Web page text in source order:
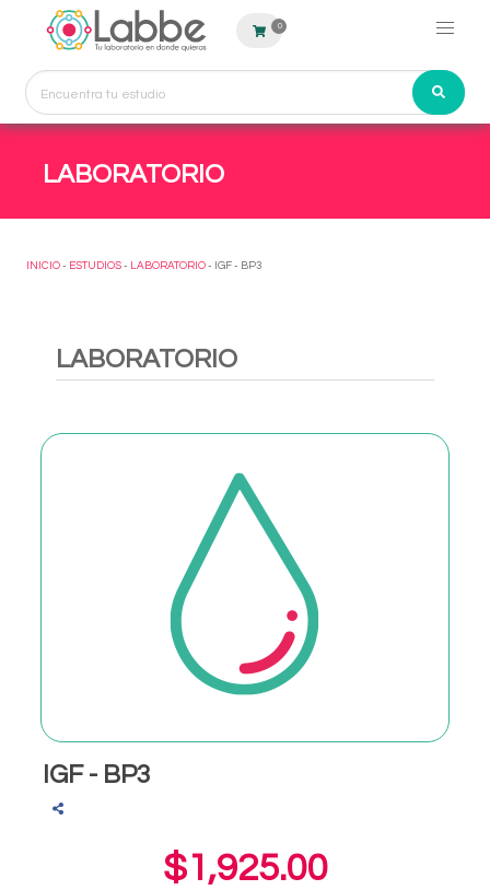
0
LABORATORIO
INICIO - ESTUDIOS - LABORATORIO - IGF - BP3
LABORATORIO
IGF - BP3
$1,925.00